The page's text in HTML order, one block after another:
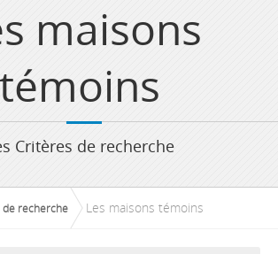
maisons
témoins
Critères de recherche
de recherche Les maisons témoins